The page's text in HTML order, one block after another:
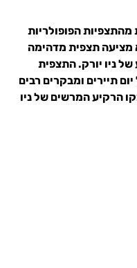
הפופולריות
מציעה תצפית מדהימה
ניו יורק. התצפית
תיירים ומבקרים רבים
הרקיע המרשים של ניו